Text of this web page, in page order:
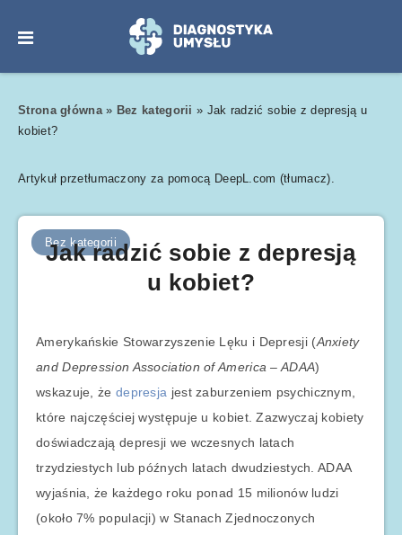
Strona główna» Bez kategorii » Jak radzić sobie z depresją u
kobiet?
Artykuł przetłumaczony za pomocą DeepL.com (tłumacz).
Bez kategorii
Jak radzić sobie z depresją
u kobiet?
Amerykańskie Stowarzyszenie Lęku i Depresji (Anxiety
and Depression Association of America – ADAA)
wskazuje, że depresja jest zaburzeniem psychicznym,
które najczęściej występuje u kobiet. Zazwyczaj kobiety
doświadczają depresji we wczesnych latach
trzydziestych lub późnych latach dwudziestych. ADAA
wyjaśnia, że każdego roku ponad 15 milionów ludzi
(około 7% populacji) w Stanach Zjednoczonych